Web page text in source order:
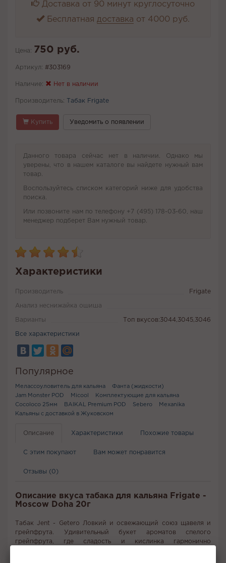
Доставка от 90 минут круглосуточно
Бесплатная доставка от 4000 руб.
Цена: 750 руб.
Артикул: #303169
Наличие: Нет в наличии
Производитель: Табак Frigate
Купить Уведомить о появлении
Данного товара сейчас нет в наличии. Однако мы
уверены, что в нашем каталоге вы найдете нужный вам
товар.
Воспользуйтесь списком категорий ниже для удобства
поиска.
Или позвоните нам по телефону +7 (495) 178-03-60, наш
менеджер подберет Вам нужный товар.
Характеристики
Производитель Frigate
Анализ неснижайка ошиша
Варианты Топ вкусов:3044,3045,3046
Все характеристики
Популярное
Мелассоуловитель для кальяна
Фанта (жидкости)
Jam Monster POD
Micool
Комплектующие для кальяна
Cocoloco 25мм
BAIKAL Premium POD Sebero
Mexanika
Кальяны с доставкой в Жуковском
Описание Характеристики Похожие товары
С этим покупают Вам может понравится
Отзывы (0)
Описание вкуса табака для кальяна Frigate -
Moscow Doha 20г
Табак Jent - Getero Ловкий и освежающий союз щавеля и
грейпфрута. Удивительный букет ароматов спелого
грейпфрута, где сладость и кислинка гармонично